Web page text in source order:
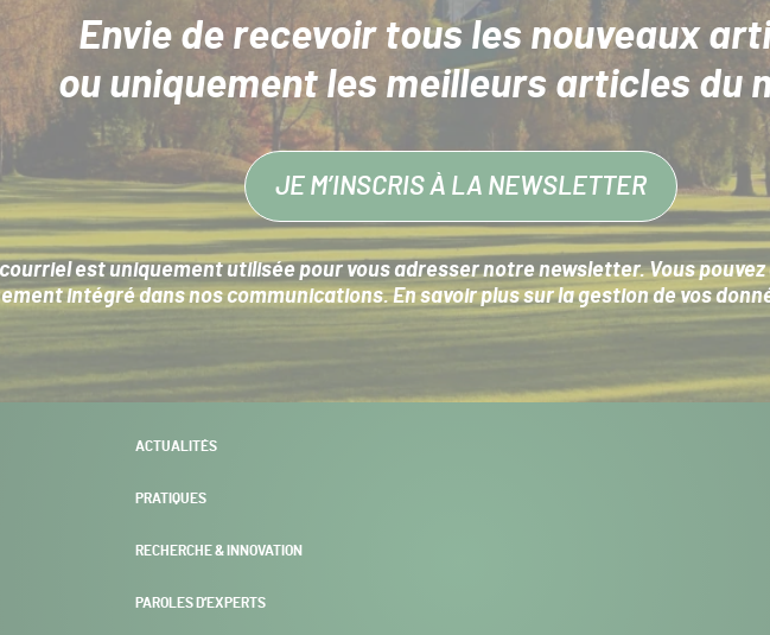
Envie de recevoir tous les nouveaux
ou uniquement les meilleurs articles du
JE M’INSCRIS À LA NEWSLETTER
est uniquement utilisée pour vous adresser notre newsletter. Vous
intégré dans nos communications. En savoir plus sur lagestion de vos
ACTUALITÉS
PRATIQUES
RECHERCHE & INNOVATION
PAROLES D’EXPERTS